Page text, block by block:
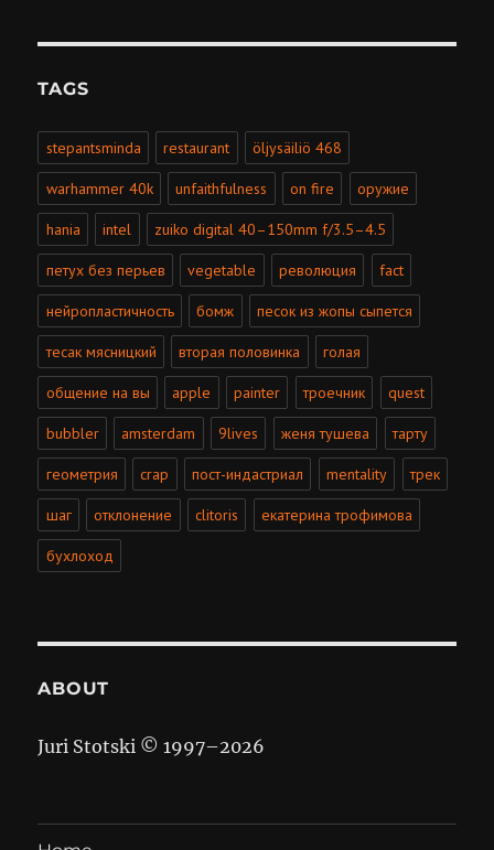
TAGS
stepantsminda restaurant öljysäiliö 468
warhammer 40k unfaithfulness on fire оружие
hania intel zuiko digital 40–150mm f/3.5–4.5
петух без перьев vegetable революция fact
нейропластичность бомж песок из жопы сыпется
тесак мясницкий вторая половинка голая
общение на вы apple painter троечник quest
bubbler amsterdam 9lives женя тушева тарту
геометрия crap пост-индастриал mentality трек
шаг отклонение clitoris екатерина трофимова
бухлоход
ABOUT
Juri Stotski © 1997–2026